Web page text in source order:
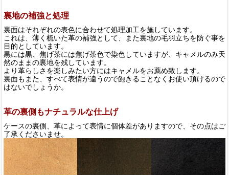
裏地の補強と処理
裏面はそれぞれの表色に合わせて処理加工を施しています。
これは、薄く梳いた革の補強として、また裏地の毛羽立ちを防ぐ事を
目的としています。
黒には黒、焦げ茶には焦げ茶色で染色していますが、キャメルのみ天
然のままの裏地を残しています。
より革らしさを楽しみたい方にはキャメルをお薦め致します。
裏面もまた、すべて表情が違うので飽きることなくお使い頂けるので
はないでしょうか。
革の裏側もナチュラルな仕上げ
ケースの裏側、革によって表情に個体差がありますので、その点はご
了承くださいませ。